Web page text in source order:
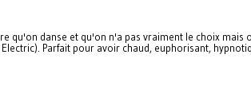
qu'on danse et qu'on n'a pas vraiment le choix mais
Parfait pour avoir chaud, euphorisant,